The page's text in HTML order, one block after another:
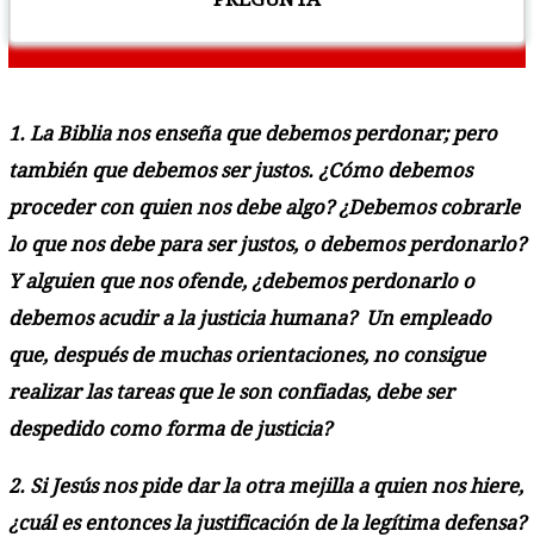
1. La Biblia nos enseña que debemos perdonar; pero
también que debemos ser justos. ¿Cómo debemos
proceder con quien nos debe algo? ¿Debemos cobrarle
lo que nos debe para ser justos, o debemos perdonarlo?
Y alguien que nos ofende, ¿debemos perdonarlo o
debemos acudir a la justicia humana? Un empleado
que, después de muchas orientaciones, no consigue
realizar las tareas que le son confiadas, debe ser
despedido como forma de justicia?
2. Si Jesús nos pide dar la otra mejilla a quien nos hiere,
¿cuál es entonces la justificación de la legítima defensa?